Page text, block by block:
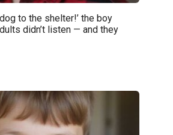
dog to the shelter!’ the boy
didn’t listen — and they